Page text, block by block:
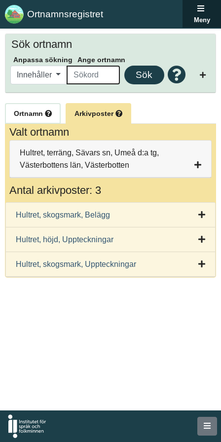
Ortnamnsregistret
Meny
Sök ortnamn
Anpassa sökning Ange ortnamn
Innehåller Sök
Ortnamn Arkivposter
Valt ortnamn
Hultret, terräng, Sävars sn, Umeå d:a tg,
Västerbottens län, Västerbotten
Antal arkivposter: 3
Hultret, skogsmark, Belägg
Hultret, höjd, Uppteckningar
Hultret, skogsmark, Uppteckningar